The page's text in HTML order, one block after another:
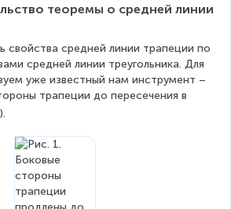
теоремы о средней линии
свойства средней линии трапеции по
средней линии треугольника. Для
уже известный нам инструмент –
трапеции до пересечения в